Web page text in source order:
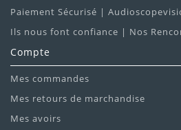
Paiement Sécurisé |
Ils nous font confiance | Nos
Compte
Mes commandes
Mes retours de marchandise
Mes avoirs